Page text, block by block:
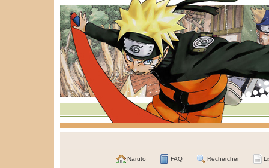
Naruto FAQ Rechercher